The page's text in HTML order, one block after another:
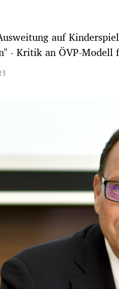
auf
- Kritik an ÖVP-Modell
öffnen/schließen